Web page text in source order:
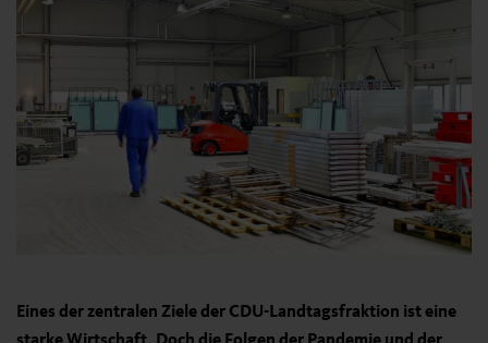
Eines der zentralen Ziele der CDU-Landtagsfraktion ist eine